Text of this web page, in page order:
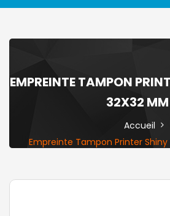
EMPREINTE TAMPON
32X32 MM
Accueil
Empreinte Tampon Printer